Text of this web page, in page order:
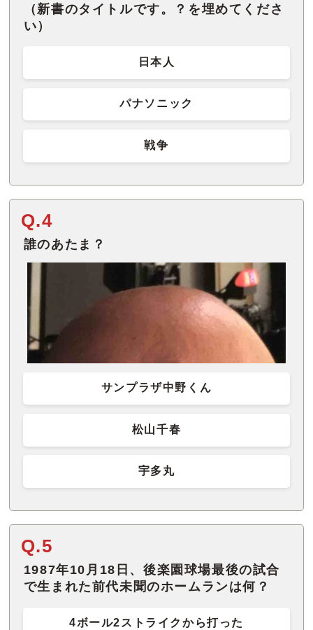
（新書のタイトルです。？を埋めてくださ
い）
日本人
パナソニック
戦争
Q.4
誰のあたま？
サンプラザ中野くん
松山千春
宇多丸
Q.5
1987年10月18日、後楽園球場最後の試合
で生まれた前代未聞のホームランは何？
4ボール2ストライクから打った